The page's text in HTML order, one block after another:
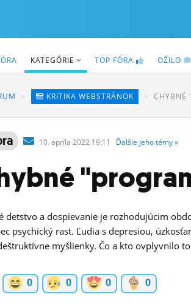
KATEGÓRIE TOP FÓRA OŽILO
KRITIKA WEBSTRÁNOK CHYBNÉ
10. apríla 2022 19:11 Ďalšie jehotémy»
detstvo a dospievanie je rozhodujúcim
psychický rast. Ľudia s depresiou,
myšlienky. Čo a kto ovplyvnilo
0 0 0 0